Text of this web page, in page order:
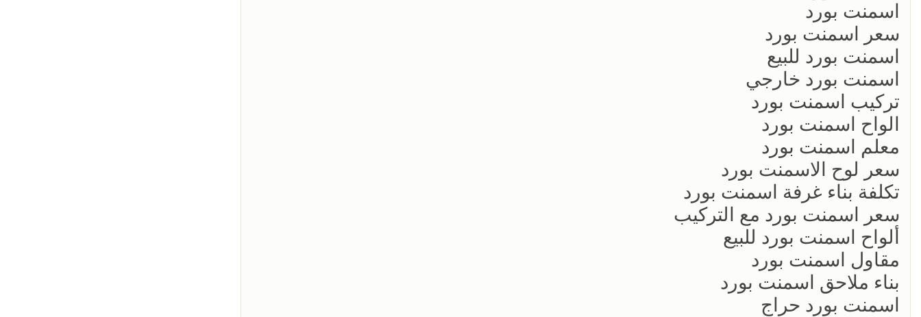
اسمنت بورد
سعر اسمنت بورد
اسمنت بورد للبيع
اسمنت بورد خارجي
تركيب اسمنت بورد
الواح اسمنت بورد
معلم اسمنت بورد
سعر لوح الاسمنت بورد
تكلفة بناء غرفة اسمنت بورد
سعر اسمنت بورد مع التركيب
ألواح اسمنت بورد للبيع
مقاول اسمنت بورد
بناء ملاحق اسمنت بورد
اسمنت بورد حراج